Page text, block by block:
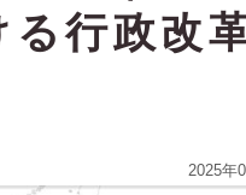
行政改
2025年